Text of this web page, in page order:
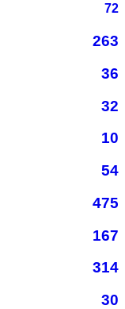
72
263
36
32
10
54
475
167
314
30